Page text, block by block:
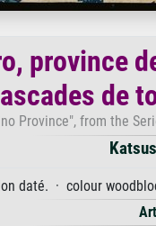
province
de
Province", from the
daté. · colour